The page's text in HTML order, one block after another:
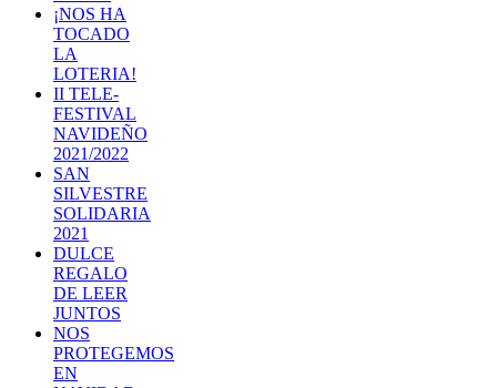
¡NOS HA
TOCADO
LA
LOTERIA!
II TELE-
FESTIVAL
NAVIDEÑO
2021/2022
SAN
SILVESTRE
SOLIDARIA
2021
DULCE
REGALO
DE LEER
JUNTOS
NOS
PROTEGEMOS
EN